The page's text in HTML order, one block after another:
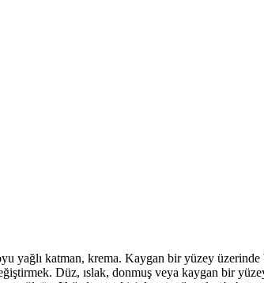
yağlı katman, krema. Kaygan bir yüzey
Düz, ıslak, donmuş veya kaygan bir